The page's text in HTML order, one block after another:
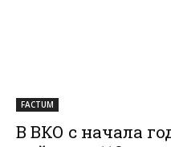
FACTUM
В ВКО с начала